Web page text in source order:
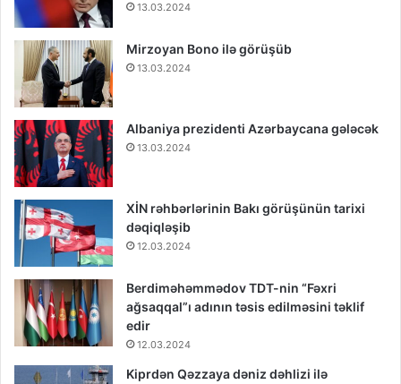
13.03.2024
Mirzoyan Bono ilə görüşüb
13.03.2024
Albaniya prezidenti Azərbaycana gələcək
13.03.2024
XİN rəhbərlərinin Bakı görüşünün tarixi
dəqiqləşib
12.03.2024
Berdiməhəmmədov TDT-nin “Fəxri
ağsaqqal”ı adının təsis edilməsini təklif
edir
12.03.2024
Kiprdən Qəzzaya dəniz dəhlizi ilə